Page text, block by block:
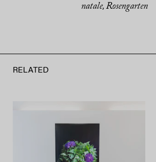
natale, Rosengarten
RELATED